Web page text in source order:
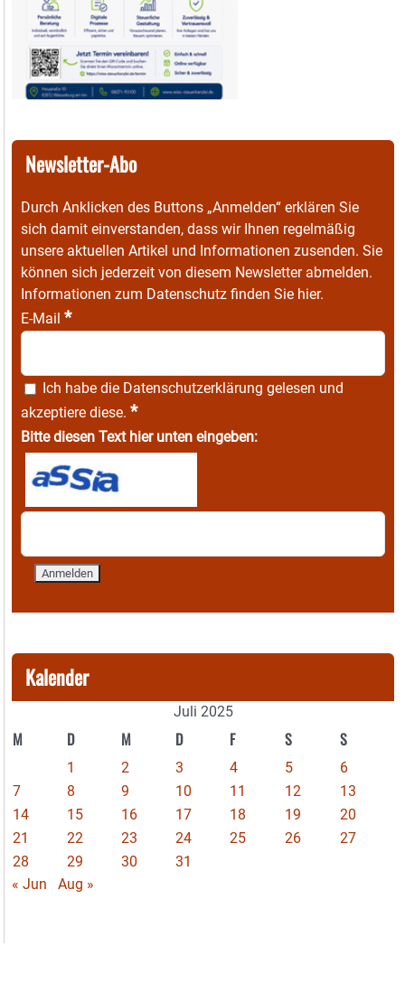
Newsletter-Abo
Durch Anklicken des Buttons „Anmelden“ erklären Sie
sich damit einverstanden, dass wir Ihnen regelmäßig
unsere aktuellen Artikel und Informationen zusenden. Sie
können sich jederzeit von diesem Newsletter abmelden.
Informationen zum Datenschutz finden Sie hier.
E-Mail *
Ich habe die Datenschutzerklärung gelesen und
akzeptiere diese. *
Bitte diesen Text hier unten eingeben:
Kalender
Juli 2025
M D M D F S S
1 2 3 4 5
6
7
8 9 10 11 12
13
14
15 16 17 18 19
20
21
22 23 24 25 26
27
28
29 30
31
« Jun
Aug »